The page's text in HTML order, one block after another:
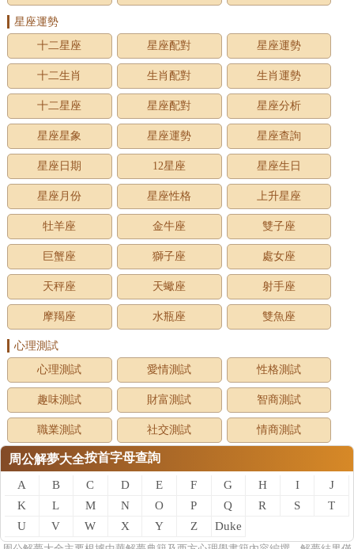
星座運勢
十二星座
星座配對 星座運勢
十二生肖 生肖配對 生肖運勢
十二星座 星座配對 星座分析
星座星象 星座運勢 星座查詢
星座日期 12星座 星座生日
星座月份 星座性格 上升星座
牡羊座 金牛座 雙子座
巨蟹座 獅子座 處女座
天秤座 天蠍座 射手座
摩羯座 水瓶座 雙魚座
心理測試
心理測試
愛情測試 性格測試
趣味測試 財富測試 智商測試
職業測試 社交測試 情商測試
周公解夢大全按首字母查詢
A B C D E F G H I
J
K
L M N O P Q R S
T
U
V W X Y Z
Duke
of